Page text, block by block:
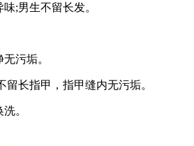
;男生不留长发。
污垢。
留长指甲，指甲缝内无污垢。
。